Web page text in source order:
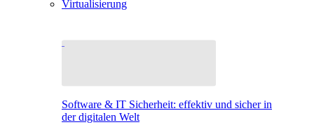
Virtualisierung
Software & IT Sicherheit: effektiv und sicher in
der digitalen Welt